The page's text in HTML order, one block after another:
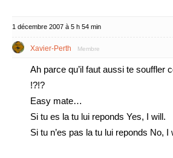
1 décembre 2007 à 5 h 54 min
Xavier-Perth Membre
Ah parce qu’il faut aussi te souffler
!?!?
Easy mate…
Si tu es la tu lui reponds Yes, I will.
Si tu n’es pas la tu lui reponds No, I